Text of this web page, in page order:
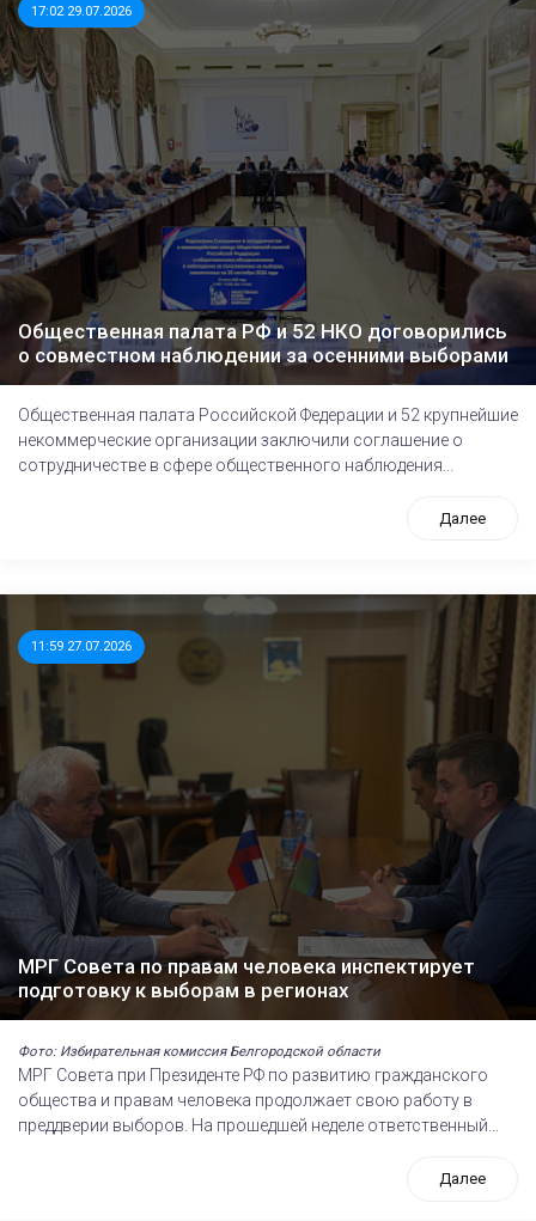
17:02 29.07.2026
Общественная палата РФ и 52 НКО договорились
о совместном наблюдении за осенними выборами
Общественная палата Российской Федерации и 52 крупнейшие
некоммерческие организации заключили соглашение о
сотрудничестве в сфере общественного наблюдения...
Далее
11:59 27.07.2026
МРГ Совета по правам человека инспектирует
подготовку к выборам в регионах
Фото: Избирательная комиссия Белгородской области
МРГ Совета при Президенте РФ по развитию гражданского
общества и правам человека продолжает свою работу в
преддверии выборов. На прошедшей неделе ответственный...
Далее